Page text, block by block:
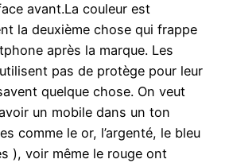
avant.La couleur est
la deuxième chose qui frappe
après la marque. Les
pas de protège pour leur
quelque chose. On veut
un mobile dans un ton
comme le or, l’argenté, le bleu
), voir même le rouge ont